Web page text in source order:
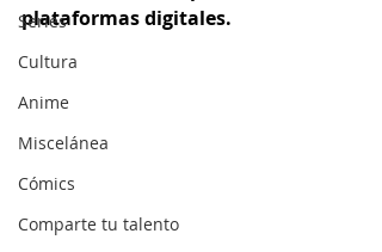
Series
Cultura
Anime
Miscelánea
Cómics
Comparte tu talento
plataformas digitales.